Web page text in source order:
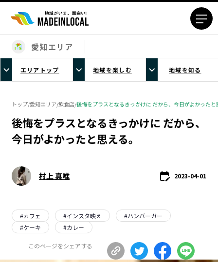
エリアから探す
北海道エリア
青森エリア
秋田エリア
山形エリア
福島エリア
茨城エリア
栃木エリア
群馬エリア
東京23区エリア
神奈川エリア
福井エリア
山梨エリア
長野エリア
静岡エリア
愛知エリア
愛知エリア
エリアトップ 地域を楽しむ 地域を知る
トップ/愛知エリア/飲食店/後悔をプラスとなるきっかけに だから、今日がよかったと
後悔をプラスとなるきっかけに だから、
今日がよかったと思える。
村上 真唯 2023-04-01
#カフェ #インスタ映え #ハンバーガー
#ケーキ #カレー
このページをシェアする